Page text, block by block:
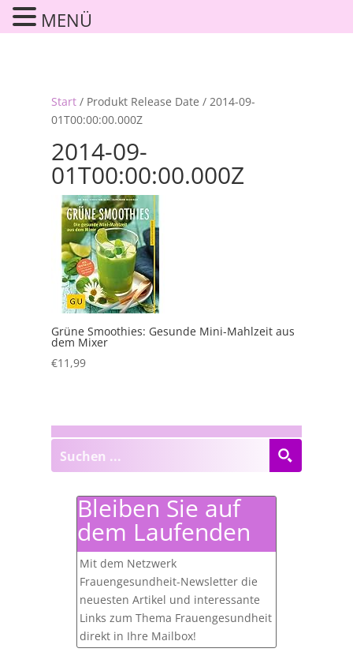
Start/ Produkt Release Date / 2014-09-
01T00:00:00.000Z
2014-09-
01T00:00:00.000Z
Grüne Smoothies: Gesunde Mini-Mahlzeit aus
dem Mixer
€11,99
Bleiben Sie auf
dem Laufenden
Mit dem Netzwerk
Frauengesundheit-Newsletter die
neuesten Artikel und interessante
Links zum Thema Frauengesundheit
direkt in Ihre Mailbox!
MENÜ